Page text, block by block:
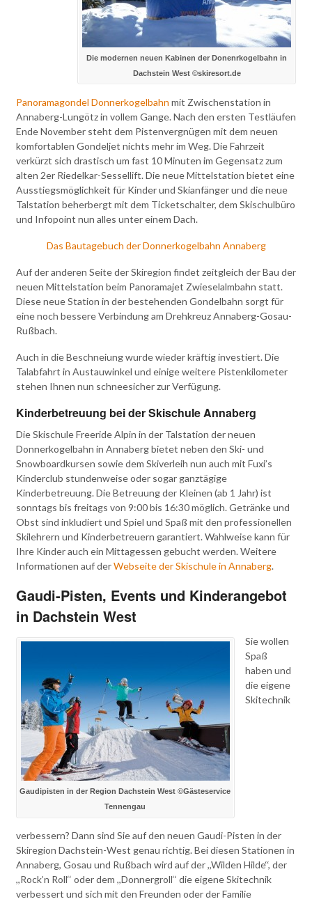
Die modernen neuen Kabinen der Donenrkogelbahn in
Dachstein West ©skiresort.de
Panoramagondel Donnerkogelbahn mit Zwischenstation in
Annaberg-Lungötz in vollem Gange. Nach den ersten Testläufen
Ende November steht dem Pistenvergnügen mit dem neuen
komfortablen Gondeljet nichts mehr im Weg. Die Fahrzeit
verkürzt sich drastisch um fast 10 Minuten im Gegensatz zum
alten 2er Riedelkar-Sessellift. Die neue Mittelstation bietet eine
Ausstiegsmöglichkeit für Kinder und Skianfänger und die neue
Talstation beherbergt mit dem Ticketschalter, dem Skischulbüro
und Infopoint nun alles unter einem Dach.
Das Bautagebuch der Donnerkogelbahn Annaberg
Auf der anderen Seite der Skiregion findet zeitgleich der Bau der
neuen Mittelstation beim Panoramajet Zwieselalmbahn statt.
Diese neue Station in der bestehenden Gondelbahn sorgt für
eine noch bessere Verbindung am Drehkreuz Annaberg-Gosau-
Rußbach.
Auch in die Beschneiung wurde wieder kräftig investiert. Die
Talabfahrt in Austauwinkel und einige weitere Pistenkilometer
stehen Ihnen nun schneesicher zur Verfügung.
Kinderbetreuung bei der Skischule Annaberg
Die Skischule Freeride Alpin in der Talstation der neuen
Donnerkogelbahn in Annaberg bietet neben den Ski- und
Snowboardkursen sowie dem Skiverleih nun auch mit Fuxi’s
Kinderclub stundenweise oder sogar ganztägige
Kinderbetreuung. Die Betreuung der Kleinen (ab 1 Jahr) ist
sonntags bis freitags von 9:00 bis 16:30 möglich. Getränke und
Obst sind inkludiert und Spiel und Spaß mit den professionellen
Skilehrern und Kinderbetreuern garantiert. Wahlweise kann für
Ihre Kinder auch ein Mittagessen gebucht werden. Weitere
Informationen auf derWebseite der Skischule in Annaberg.
Gaudi-Pisten, Events und Kinderangebot
in Dachstein West
Gaudipisten in der Region Dachstein West ©Gästeservice
Tennengau
Sie wollen
Spaß
haben und
die eigene
Skitechnik
verbessern? Dann sind Sie auf den neuen Gaudi-Pisten in der
Skiregion Dachstein-West genau richtig. Bei diesen Stationen in
Annaberg, Gosau und Rußbach wird auf der ,,Wilden Hilde‘‘, der
,,Rock’n Roll‘‘ oder dem ,,Donnergroll‘‘ die eigene Skitechnik
verbessert und sich mit den Freunden oder der Familie